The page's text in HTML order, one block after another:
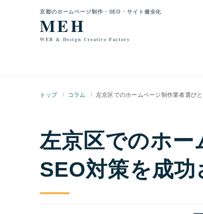
京都のホームページ制作・SEO・サイト健全化
MEH
WEB & Design Creative Factory
トップ コラム 左京区でのホームページ制作業者選び
左京区でのホー
SEO対策を成功